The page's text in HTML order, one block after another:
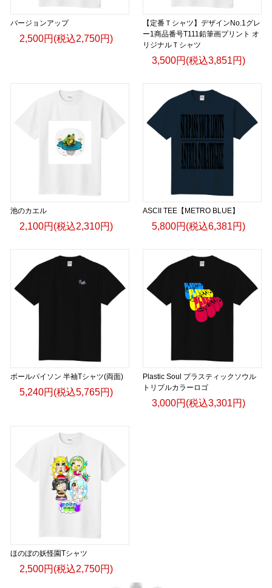
バージョンアップ
2,500円(税込2,750円)
【定番Ｔシャツ】デザインNo.1グレ
ー1商品番号T111鉛筆画プリント オ
リジナルＴシャツ
3,500円(税込3,851円)
池のカエル
2,100円(税込2,310円)
ASCII TEE【METRO BLUE】
5,800円(税込6,381円)
ボールパイソン 半袖Tシャツ(両面)
5,240円(税込5,765円)
Plastic Soul プラスティックソウル
トリプルカラーロゴ
3,000円(税込3,301円)
ほのぼの妖怪園Tシャツ
2,500円(税込2,750円)